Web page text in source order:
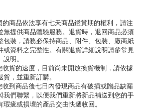
的商品依法享有七天商品鑑賞期的權利，請注
無提供商品體驗服務。退貨時，退回商品必須
包裝，請務必保持商品、附件、包裝、廠商紙
或資料之完整性。有關退貨詳細說明請參常見
明。
收貨的速度，目前尚未開放換貨機制，請依據
，並重新訂購。
收到商品後七日內發現商品有破損或贈品缺漏
我們聯繫，以便我們重新將新品補送到您的手
疵或損壞的產品交由快遞收回。